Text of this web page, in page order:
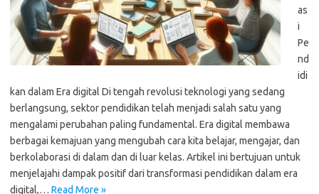
as
i
Pe
nd
idi
kan dalam Era digital Di tengah revolusi teknologi yang sedang
berlangsung, sektor pendidikan telah menjadi salah satu yang
mengalami perubahan paling fundamental. Era digital membawa
berbagai kemajuan yang mengubah cara kita belajar, mengajar, dan
berkolaborasi di dalam dan di luar kelas. Artikel ini bertujuan untuk
menjelajahi dampak positif dari transformasi pendidikan dalam era
digital,… Read More »